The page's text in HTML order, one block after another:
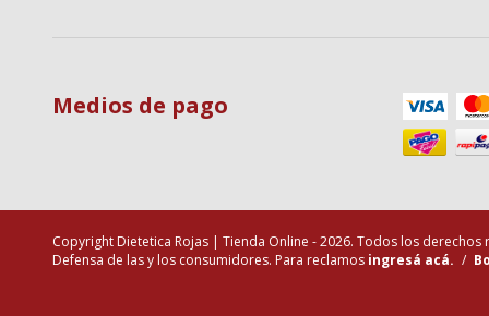
Medios de pago
Copyright Dietetica Rojas | Tienda Online - 2026. Todos los derechos
Defensa de las y los consumidores. Para reclamos ingresá acá. /